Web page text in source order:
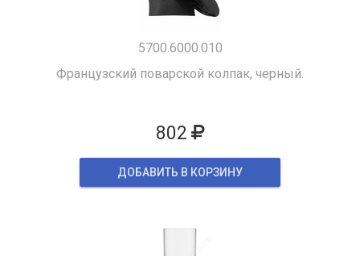
5700.6000.010
Французский поварской колпак, черный.
802
ДОБАВИТЬ В КОРЗИНУ